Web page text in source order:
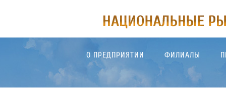
О ПРЕДПРИЯТИИ ФИЛИАЛЫ